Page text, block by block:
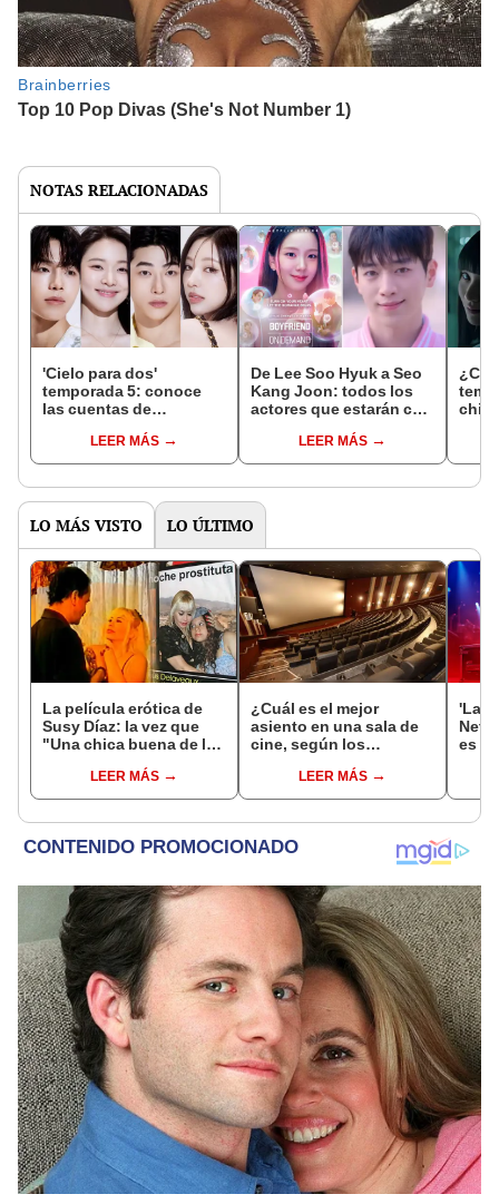
NOTAS RELACIONADAS
'Cielo para dos'
temporada 5: conoce
las cuentas de
integrantes del reality
coreano
LEER MÁS
De Lee Soo Hyuk a Seo
Kang Joon: todos los
actores que estarán con
la nueva serie coreana
'Un novio por
LEER MÁS
LO MÁS VISTO LO ÚLTIMO
La película erótica de
Susy Díaz: la vez que
"Una chica buena de la
LEER MÁS
¿Cuál es el mejor
asiento en una sala de
cine, según los
LEER MÁS
'La
es